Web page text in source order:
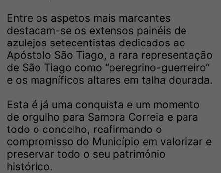
Entre os aspetos mais marcantes
destacam-se os extensos painéis de
azulejos setecentistas dedicados ao
Apóstolo São Tiago, a rara representação
de São Tiago como “peregrino-guerreiro“
e os magníficos altares em talha dourada.
Esta é já uma conquista e um momento
de orgulho para Samora Correia e para
todo o concelho, reafirmando o
compromisso do Município em valorizar e
preservar todo o seu património
histórico.